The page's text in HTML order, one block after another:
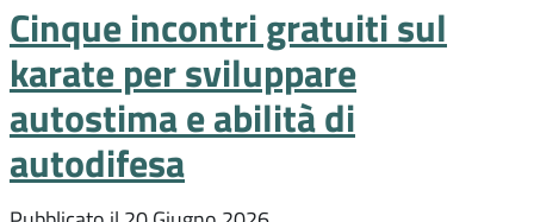
Cinque incontri gratuiti sul
karate per sviluppare
autostima e abilità di
autodifesa